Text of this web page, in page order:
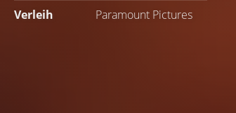
Verleih
Paramount Pictures